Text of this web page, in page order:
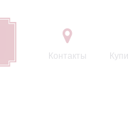
Контакты